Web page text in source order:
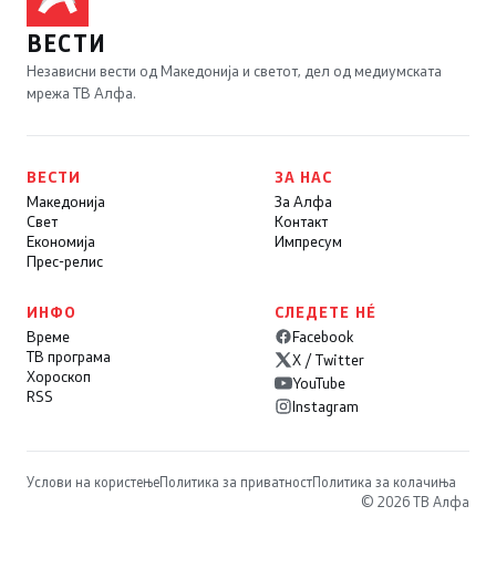
ВЕСТИ
Независни вести од Македонија и светот, дел од медиумската
мрежа ТВ Алфа.
ВЕСТИ
Македонија
Свет
Економија
Прес-релис
ЗА НАС
За Алфа
Контакт
Импресум
ИНФО
Време
ТВ програма
Хороскоп
RSS
СЛЕДЕТЕ НÉ
Facebook
X / Twitter
YouTube
Instagram
Услови на користењеПолитика за приватностПолитика за колачиња
© 2026 ТВ Алфа